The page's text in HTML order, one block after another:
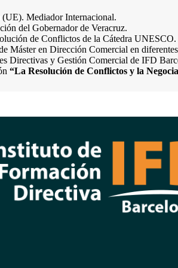
Mediador Internacional.
del Gobernador de Veracruz.
de Conflictos de la Cátedra UNESCO.
Máster en Dirección Comercial en
Directivas y Gestión Comercial de IFD
“La Resolución de Conflictos y la